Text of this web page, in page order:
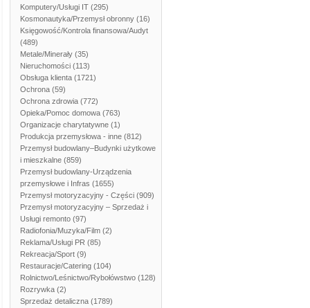
Komputery/Usługi IT (295)
Kosmonautyka/Przemysł obronny (16)
Księgowość/Kontrola finansowa/Audyt
(489)
Metale/Minerały (35)
Nieruchomości (113)
Obsługa klienta (1721)
Ochrona (59)
Ochrona zdrowia (772)
Opieka/Pomoc domowa (763)
Organizacje charytatywne (1)
Produkcja przemysłowa - inne (812)
Przemysł budowlany–Budynki użytkowe
i mieszkalne (859)
Przemysł budowlany-Urządzenia
przemysłowe i Infras (1655)
Przemysł motoryzacyjny - Części (909)
Przemysł motoryzacyjny – Sprzedaż i
Usługi remonto (97)
Radiofonia/Muzyka/Film (2)
Reklama/Usługi PR (85)
Rekreacja/Sport (9)
Restauracje/Catering (104)
Rolnictwo/Leśnictwo/Rybołówstwo (128)
Rozrywka (2)
Sprzedaż detaliczna (1789)